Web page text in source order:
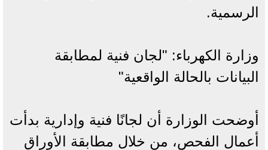
الرسمية.
وزارة الكهرباء: "لجان فنية لمطابقة
البيانات بالحالة الواقعية"
أوضحت الوزارة أن لجانًا فنية وإدارية بدأت
أعمال الفحص، من خلال مطابقة الأوراق